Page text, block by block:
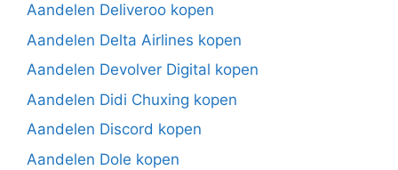
Aandelen Deliveroo kopen
Aandelen Delta Airlines kopen
Aandelen Devolver Digital kopen
Aandelen Didi Chuxing kopen
Aandelen Discord kopen
Aandelen Dole kopen